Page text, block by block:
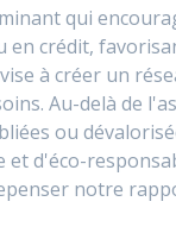
qui
en crédit,
à créer un
Au-delà de
ou
et d'éco-
notre